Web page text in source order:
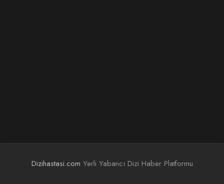
Dizihastasi.com Yerli Yabancı Dizi Haber Platformu